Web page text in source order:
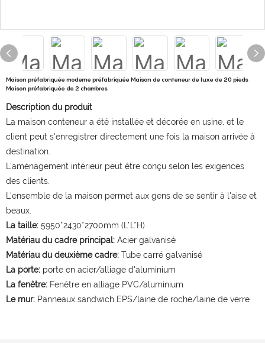
Maison préfabriquée moderne préfabriquée Maison de conteneur de luxe de 20 pieds
Maison préfabriquée de 2 chambres
Description du produit
La maison conteneur a été installée et décorée en usine, et le
client peut s'enregistrer directement une fois la maison arrivée à
destination.
L'aménagement intérieur peut être conçu selon les exigences
des clients.
L'ensemble de la maison permet aux gens de se sentir à l'aise et
beaux.
La taille: 5950*2430*2700mm (L*L*H)
Matériau du cadre principal: Acier galvanisé
Matériau du deuxième cadre: Tube carré galvanisé
La porte: porte en acier/alliage d'aluminium
La fenêtre: Fenêtre en alliage PVC/aluminium
Le mur: Panneaux sandwich EPS/laine de roche/laine de verre